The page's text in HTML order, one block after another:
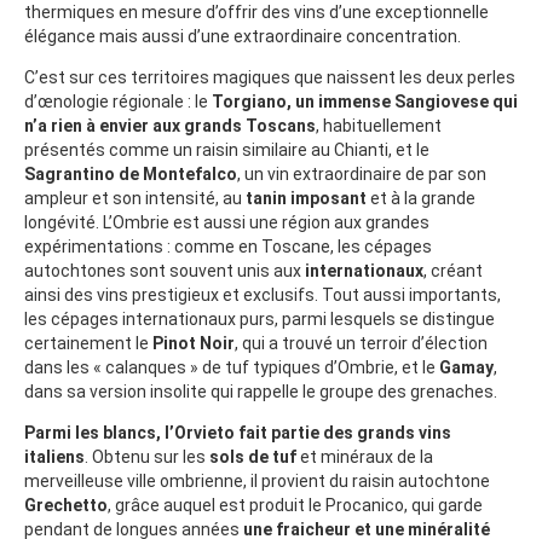
thermiques en mesure d’offrir des vins d’une exceptionnelle
élégance mais aussi d’une extraordinaire concentration.
C’est sur ces territoires magiques que naissent les deux perles
d’œnologie régionale : le Torgiano, un immense Sangiovese qui
n’a rien à envier aux grands Toscans, habituellement
présentés comme un raisin similaire au Chianti, et le
Sagrantino de Montefalco, un vin extraordinaire de par son
ampleur et son intensité, au tanin imposant et à la grande
longévité. L’Ombrie est aussi une région aux grandes
expérimentations : comme en Toscane, les cépages
autochtones sont souvent unis aux internationaux, créant
ainsi des vins prestigieux et exclusifs. Tout aussi importants,
les cépages internationaux purs, parmi lesquels se distingue
certainement le Pinot Noir, qui a trouvé un terroir d’élection
dans les « calanques » de tuf typiques d’Ombrie, et le Gamay,
dans sa version insolite qui rappelle le groupe des grenaches.
Parmi les blancs, l’Orvieto fait partie des grands vins
italiens . Obtenu sur les sols de tufet minéraux de la
merveilleuse ville ombrienne, il provient du raisin autochtone
Grechetto, grâce auquel est produit le Procanico, qui garde
pendant de longues années une fraicheur et une minéralité